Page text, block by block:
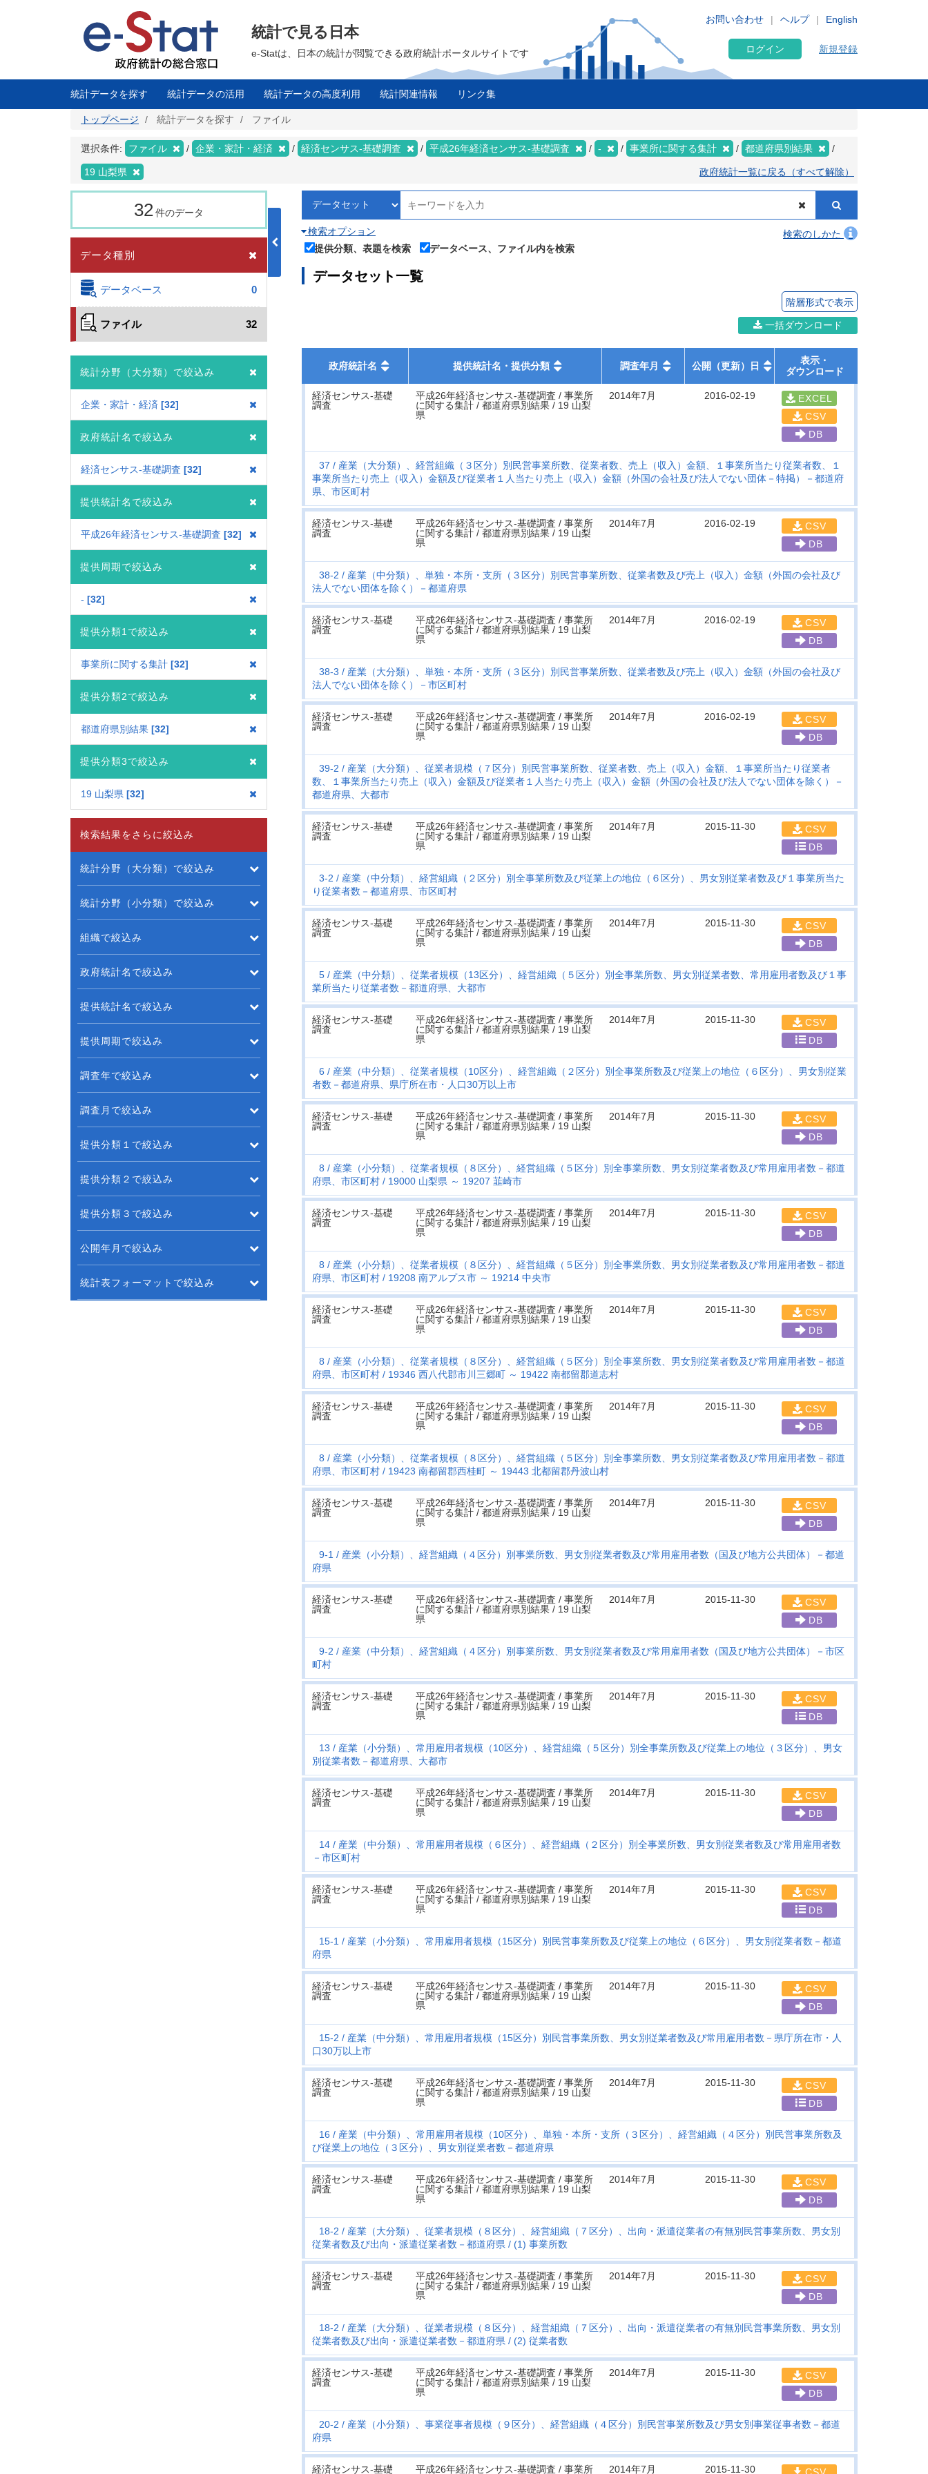
に
English
お問い合わせ ヘルプ
統計で見る日本
e-Statは、日本の統計が閲覧できる政府統計ポータルサイトです ログイン 新規登録
統計データを探す 統計データの活用 統計データの高度利用 統計関連情報 リンク集
トップページ 統計データを探す ファイル
選択条件: ファイル 企業・家計・経済 経済センサス‐基礎調査 平成26年経済センサス‐基礎調査 - 事業所に関する集計 都道府県別結果
19 山梨県 政府統計一覧に戻る（すべて解除）
32件のデータ
データ種別
データベース 0
ファイル 32
統計分野（大分類）で絞込み
企業・家計・経済 32
政府統計名で絞込み
経済センサス‐基礎調査 32
提供統計名で絞込み
平成26年経済センサス‐基礎調査 32
提供周期で絞込み
- 32
提供分類1で絞込み
事業所に関する集計 32
提供分類2で絞込み
都道府県別結果 32
提供分類3で絞込み
19 山梨県 32
検索オプション
検索のしかた
提供分類、表題を検索
データベース、ファイル内を検索
データセット一覧
階層形式で表示
一括ダウンロード
政府統計名 提供統計名・提供分類 調査年月 公開（更新）日
表示・
ダウンロード
経済センサス‐基礎
調査
平成26年経済センサス‐基礎調査 / 事業所
に関する集計 / 都道府県別結果 / 19 山梨
県
2014年7月 2016-02-19
EXCEL
CSV
DB
37
産業（大分類）、経営組織（３区分）別民営事業所数、従業者数、売上（収入）金額、１事業所当たり従業者数、１
事業所当たり売上（収入）金額及び従業者１人当たり売上（収入）金額（外国の会社及び法人でない団体－特掲）－都道府
県、市区町村
経済センサス‐基礎
調査
平成26年経済センサス‐基礎調査 / 事業所
に関する集計 / 都道府県別結果 / 19 山梨
県
2014年7月 2016-02-19
CSV
DB
38-2
産業（中分類）、単独・本所・支所（３区分）別民営事業所数、従業者数及び売上（収入）金額（外国の会社及び
法人でない団体を除く）－都道府県
経済センサス‐基礎
調査
平成26年経済センサス‐基礎調査 / 事業所
に関する集計 / 都道府県別結果 / 19 山梨
県
2014年7月 2016-02-19
CSV
DB
38-3
産業（大分類）、単独・本所・支所（３区分）別民営事業所数、従業者数及び売上（収入）金額（外国の会社及び
法人でない団体を除く）－市区町村
経済センサス‐基礎
調査
平成26年経済センサス‐基礎調査 / 事業所
に関する集計 / 都道府県別結果 / 19 山梨
県
2014年7月 2016-02-19
CSV
DB
39-2
産業（大分類）、従業者規模（７区分）別民営事業所数、従業者数、売上（収入）金額、１事業所当たり従業者
数、１事業所当たり売上（収入）金額及び従業者１人当たり売上（収入）金額（外国の会社及び法人でない団体を除く）－
都道府県、大都市
経済センサス‐基礎
調査
平成26年経済センサス‐基礎調査 / 事業所
に関する集計 / 都道府県別結果 / 19 山梨
県
2014年7月 2015-11-30
CSV
DB
3-2
産業（中分類）、経営組織（２区分）別全事業所数及び従業上の地位（６区分）、男女別従業者数及び１事業所当た
り従業者数－都道府県、市区町村
経済センサス‐基礎
調査
平成26年経済センサス‐基礎調査 / 事業所
に関する集計 / 都道府県別結果 / 19 山梨
県
2014年7月 2015-11-30
CSV
DB
5
産業（中分類）、従業者規模（13区分）、経営組織（５区分）別全事業所数、男女別従業者数、常用雇用者数及び１事
業所当たり従業者数－都道府県、大都市
経済センサス‐基礎
調査
平成26年経済センサス‐基礎調査 / 事業所
に関する集計 / 都道府県別結果 / 19 山梨
県
2014年7月 2015-11-30
CSV
DB
6
産業（中分類）、従業者規模（10区分）、経営組織（２区分）別全事業所数及び従業上の地位（６区分）、男女別従業
者数－都道府県、県庁所在市・人口30万以上市
経済センサス‐基礎
調査
平成26年経済センサス‐基礎調査 / 事業所
に関する集計 / 都道府県別結果 / 19 山梨
県
2014年7月 2015-11-30
CSV
DB
8
産業（小分類）、従業者規模（８区分）、経営組織（５区分）別全事業所数、男女別従業者数及び常用雇用者数－都道
府県、市区町村
19000 山梨県 ～ 19207 韮崎市
経済センサス‐基礎
調査
平成26年経済センサス‐基礎調査 / 事業所
に関する集計 / 都道府県別結果 / 19 山梨
県
2014年7月 2015-11-30
CSV
DB
8
産業（小分類）、従業者規模（８区分）、経営組織（５区分）別全事業所数、男女別従業者数及び常用雇用者数－都道
府県、市区町村
19208 南アルプス市 ～ 19214 中央市
経済センサス‐基礎
調査
平成26年経済センサス‐基礎調査 / 事業所
に関する集計 / 都道府県別結果 / 19 山梨
県
2014年7月 2015-11-30
CSV
DB
8
産業（小分類）、従業者規模（８区分）、経営組織（５区分）別全事業所数、男女別従業者数及び常用雇用者数－都道
府県、市区町村
19346 西八代郡市川三郷町 ～ 19422 南都留郡道志村
経済センサス‐基礎
調査
平成26年経済センサス‐基礎調査 / 事業所
に関する集計 / 都道府県別結果 / 19 山梨
県
2014年7月 2015-11-30
CSV
DB
8
産業（小分類）、従業者規模（８区分）、経営組織（５区分）別全事業所数、男女別従業者数及び常用雇用者数－都道
府県、市区町村
19423 南都留郡西桂町 ～ 19443 北都留郡丹波山村
経済センサス‐基礎
調査
平成26年経済センサス‐基礎調査 / 事業所
に関する集計 / 都道府県別結果 / 19 山梨
県
2014年7月 2015-11-30
CSV
DB
9-1
産業（小分類）、経営組織（４区分）別事業所数、男女別従業者数及び常用雇用者数（国及び地方公共団体）－都道
府県
経済センサス‐基礎
調査
平成26年経済センサス‐基礎調査 / 事業所
に関する集計 / 都道府県別結果 / 19 山梨
県
2014年7月 2015-11-30
CSV
DB
9-2
産業（中分類）、経営組織（４区分）別事業所数、男女別従業者数及び常用雇用者数（国及び地方公共団体）－市区
町村
経済センサス‐基礎
調査
平成26年経済センサス‐基礎調査 / 事業所
に関する集計 / 都道府県別結果 / 19 山梨
県
2014年7月 2015-11-30
CSV
DB
13
産業（小分類）、常用雇用者規模（10区分）、経営組織（５区分）別全事業所数及び従業上の地位（３区分）、男女
別従業者数－都道府県、大都市
経済センサス‐基礎
調査
平成26年経済センサス‐基礎調査 / 事業所
に関する集計 / 都道府県別結果 / 19 山梨
県
2014年7月 2015-11-30
CSV
DB
14
産業（中分類）、常用雇用者規模（６区分）、経営組織（２区分）別全事業所数、男女別従業者数及び常用雇用者数
－市区町村
経済センサス‐基礎
調査
平成26年経済センサス‐基礎調査 / 事業所
に関する集計 / 都道府県別結果 / 19 山梨
県
2014年7月 2015-11-30
CSV
DB
15-1
産業（小分類）、常用雇用者規模（15区分）別民営事業所数及び従業上の地位（６区分）、男女別従業者数－都道
府県
経済センサス‐基礎
調査
平成26年経済センサス‐基礎調査 / 事業所
に関する集計 / 都道府県別結果 / 19 山梨
県
2014年7月 2015-11-30
CSV
DB
15-2
産業（中分類）、常用雇用者規模（15区分）別民営事業所数、男女別従業者数及び常用雇用者数－県庁所在市・人
口30万以上市
経済センサス‐基礎
調査
平成26年経済センサス‐基礎調査 / 事業所
に関する集計 / 都道府県別結果 / 19 山梨
県
2014年7月 2015-11-30
CSV
DB
16
産業（中分類）、常用雇用者規模（10区分）、単独・本所・支所（３区分）、経営組織（４区分）別民営事業所数及
び従業上の地位（３区分）、男女別従業者数－都道府県
経済センサス‐基礎
調査
平成26年経済センサス‐基礎調査 / 事業所
に関する集計 / 都道府県別結果 / 19 山梨
県
2014年7月 2015-11-30
CSV
DB
18-2
産業（大分類）、従業者規模（８区分）、経営組織（７区分）、出向・派遣従業者の有無別民営事業所数、男女別
従業者数及び出向・派遣従業者数－都道府県
(1) 事業所数
経済センサス‐基礎
調査
平成26年経済センサス‐基礎調査 / 事業所
に関する集計 / 都道府県別結果 / 19 山梨
県
2014年7月 2015-11-30
CSV
DB
18-2
産業（大分類）、従業者規模（８区分）、経営組織（７区分）、出向・派遣従業者の有無別民営事業所数、男女別
従業者数及び出向・派遣従業者数－都道府県
(2) 従業者数
経済センサス‐基礎
調査
平成26年経済センサス‐基礎調査 / 事業所
に関する集計 / 都道府県別結果 / 19 山梨
県
2014年7月 2015-11-30
CSV
DB
20-2
産業（小分類）、事業従事者規模（９区分）、経営組織（４区分）別民営事業所数及び男女別事業従事者数－都道
府県
経済センサス‐基礎
平成26年経済センサス‐基礎調査 / 事業所
2014年7月 2015-11-30
検索結果をさらに絞込み
統計分野（大分類）で絞込み
統計分野（小分類）で絞込み
組織で絞込み
政府統計名で絞込み
提供統計名で絞込み
提供周期で絞込み
調査年で絞込み
調査月で絞込み
提供分類１で絞込み
提供分類２で絞込み
提供分類３で絞込み
公開年月で絞込み
統計表フォーマットで絞込み